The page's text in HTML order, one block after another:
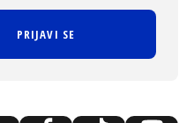
PRIJAVI SE